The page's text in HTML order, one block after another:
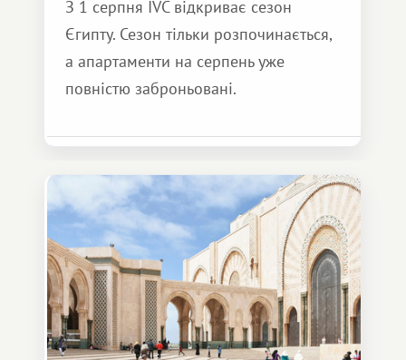
З 1 серпня IVC відкриває сезон
Єгипту. Сезон тільки розпочинається,
а апартаменти на серпень уже
повністю заброньовані.